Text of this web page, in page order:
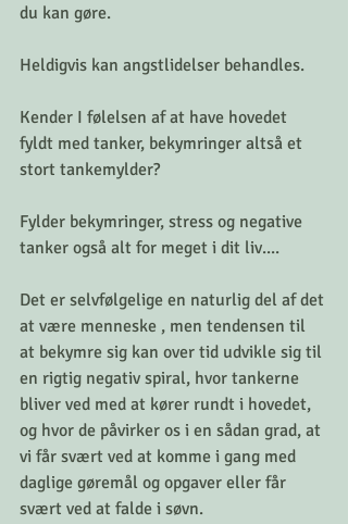
du kan gøre.
Heldigvis kan angstlidelser behandles.
Kender I følelsen af at have hovedet
fyldt med tanker, bekymringer altså et
stort tankemylder?
Fylder bekymringer, stress og negative
tanker også alt for meget i dit liv....
Det er selvfølgelige en naturlig del af det
at være menneske , men tendensen til
at bekymre sig kan over tid udvikle sig til
en rigtig negativ spiral, hvor tankerne
bliver ved med at kører rundt i hovedet,
og hvor de påvirker os i en sådan grad, at
vi får svært ved at komme i gang med
daglige gøremål og opgaver eller får
svært ved at falde i søvn.